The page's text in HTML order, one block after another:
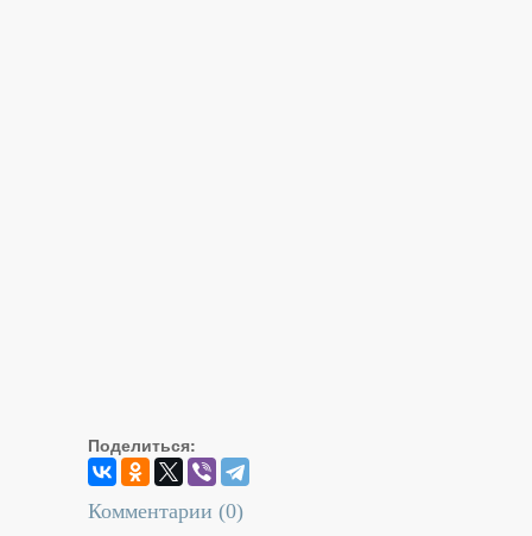
Поделиться:
Комментарии (0)